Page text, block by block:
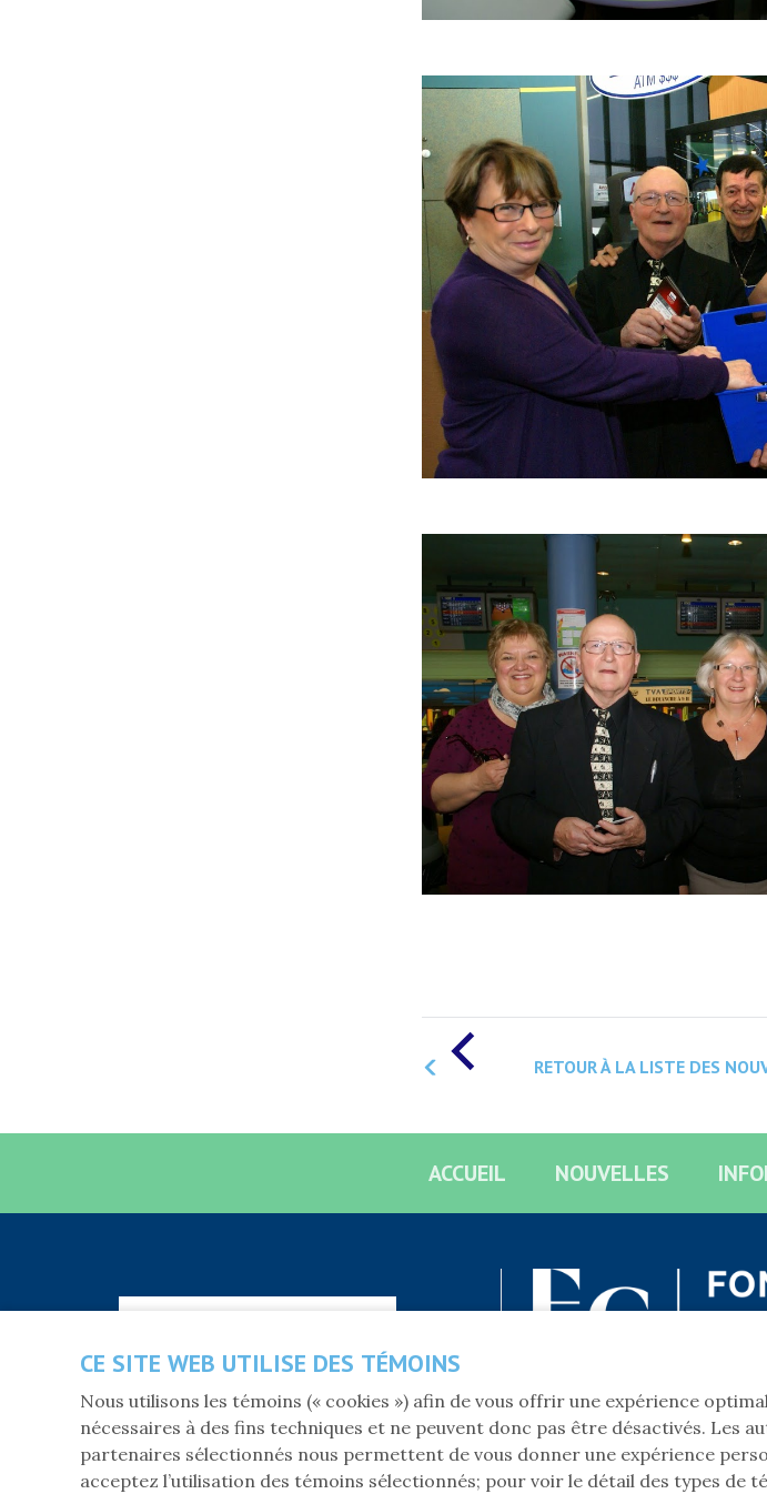
RETOUR À LA LISTE DES
ACCUEIL NOUVELLES
CE SITE WEB UTILISE DES TÉMOINS
Nous utilisons les témoins (« cookies ») afin de vous offrir une expérience
nécessaires à des fins techniques et ne peuvent donc pas être désactivés. Les
partenaires sélectionnés nous permettent de vous donner une expérience
acceptez l’utilisation des témoins sélectionnés; pour voir le détail des types de